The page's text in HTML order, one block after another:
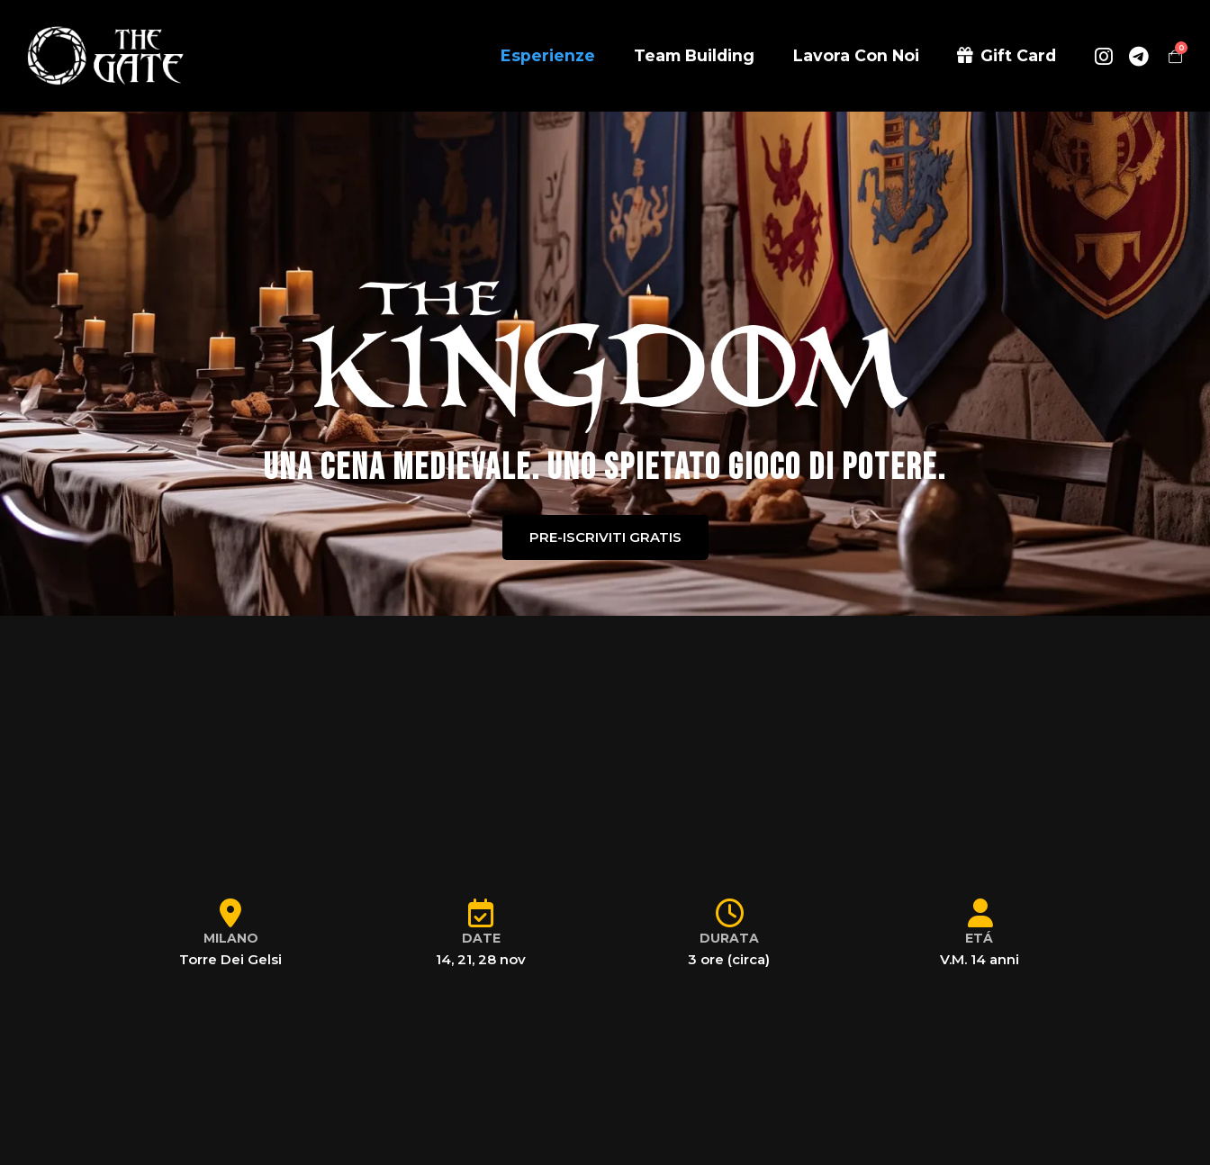
Esperienze Team Building Lavora Con Noi Gift Card 0
Una cena medievale. Uno spietato gioco di potere.
PRE-ISCRIVITI GRATIS
MILANO
Torre Dei Gelsi
DATE
14, 21, 28 nov
DURATA
3 ore (circa)
ETÁ
V.M. 14 anni